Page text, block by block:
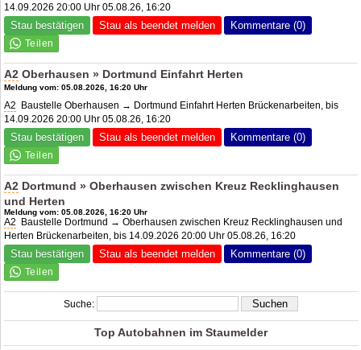
14.09.2026 20:00 Uhr 05.08.26, 16:20
Stau bestätigen Stau als beendet melden Kommentare (0)
A2 Oberhausen » Dortmund Einfahrt Herten
Meldung vom: 05.08.2026, 16:20 Uhr
A2
Baustelle Oberhausen → Dortmund Einfahrt Herten Brückenarbeiten, bis
14.09.2026 20:00 Uhr 05.08.26, 16:20
Stau bestätigen Stau als beendet melden Kommentare (0)
A2 Dortmund » Oberhausen zwischen Kreuz Recklinghausen
und Herten
Meldung vom: 05.08.2026, 16:20 Uhr
A2
Baustelle Dortmund → Oberhausen zwischen Kreuz Recklinghausen und
Herten Brückenarbeiten, bis 14.09.2026 20:00 Uhr 05.08.26, 16:20
Stau bestätigen Stau als beendet melden Kommentare (0)
Suche:
Top Autobahnen im Staumelder